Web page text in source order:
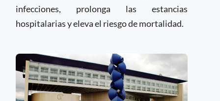
infecciones, prolonga las estancias
hospitalarias y eleva el riesgo de mortalidad.